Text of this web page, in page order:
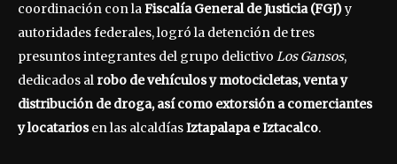
coordinación con laFiscalía General de Justicia (FGJ)y
autoridades federales, logró la detención de tres
presuntos integrantes del grupo delictivo Los Gansos,
dedicados al robo de vehículos y motocicletas, venta y
distribución de droga, así como extorsión a comerciantes
y locatariosen las alcaldíasIztapalapa e Iztacalco.